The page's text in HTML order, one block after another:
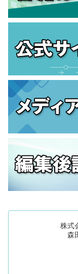
株式
森